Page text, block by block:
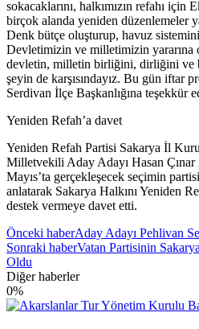
sokacaklarını, halkımızın refahı
birçok alanda yeniden düzenlemeler
Denk bütçe oluşturup, havuz
Devletimizin ve milletimizin yararına
devletin, milletin birliğini, dirliğini ve
şeyin de karşısındayız. Bu gün iftar
Serdivan İlçe Başkanlığına teşekkür
Yeniden Refah’a davet
Yeniden Refah Partisi Sakarya İl
Milletvekili Aday Adayı Hasan Çınar
Mayıs’ta gerçekleşecek seçimin
anlatarak Sakarya Halkını Yeniden
destek vermeye davet etti.
Önceki haberAday Adayı Pehlivan
Sonraki haberVatan Partisinin
Oldu
Diğer haberler
0%